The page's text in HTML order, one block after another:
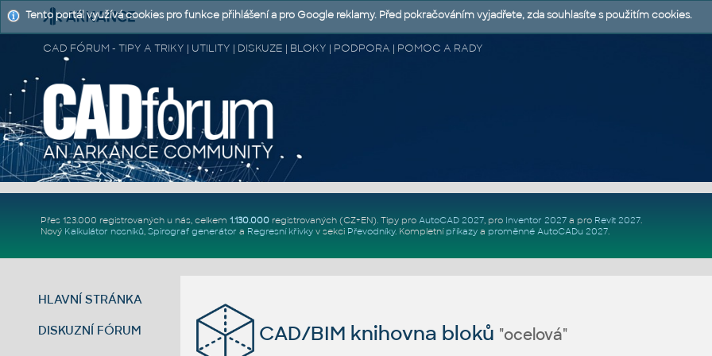
CAD FÓRUM - TIPY A TRIKY | UTILITY | DISKUZE | BLOKY | PODPORA | POMOC A RADY
Přes 123.000 registrovaných u nás, celkem 1.130.000registrovaných (CZ+EN). Tipy pro AutoCAD 2027, pro Inventor 2027a pro Revit 2027.
Nový Kalkulátor nosníků, Spirograf generátor a Regresní křivkyv sekci Převodníky. Kompletní příkazya proměnné AutoCADu 2027.
HLAVNÍ STRÁNKA
DISKUZNÍ FÓRUM CAD/BIM knihovna bloků "ocelová"
Tento portál využívá cookies pro funkce přihlášení a pro Google reklamy. Před pokračováním vyjadřete, zda souhlasíte s použitím cookies.